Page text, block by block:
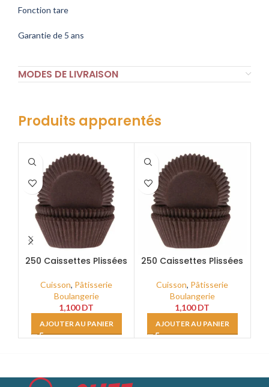
Fonction tare
Garantie de 5 ans
MODES DE LIVRAISON
Produits apparentés
250 Caissettes Plissées
GP_R060
Cuisson, Pâtisserie
Boulangerie
1,100DT
AJOUTER AU PANIER
250 Caissettes Plissées
GP_R070
Cuisson, Pâtisserie
Boulangerie
1,100DT
AJOUTER AU PANIER